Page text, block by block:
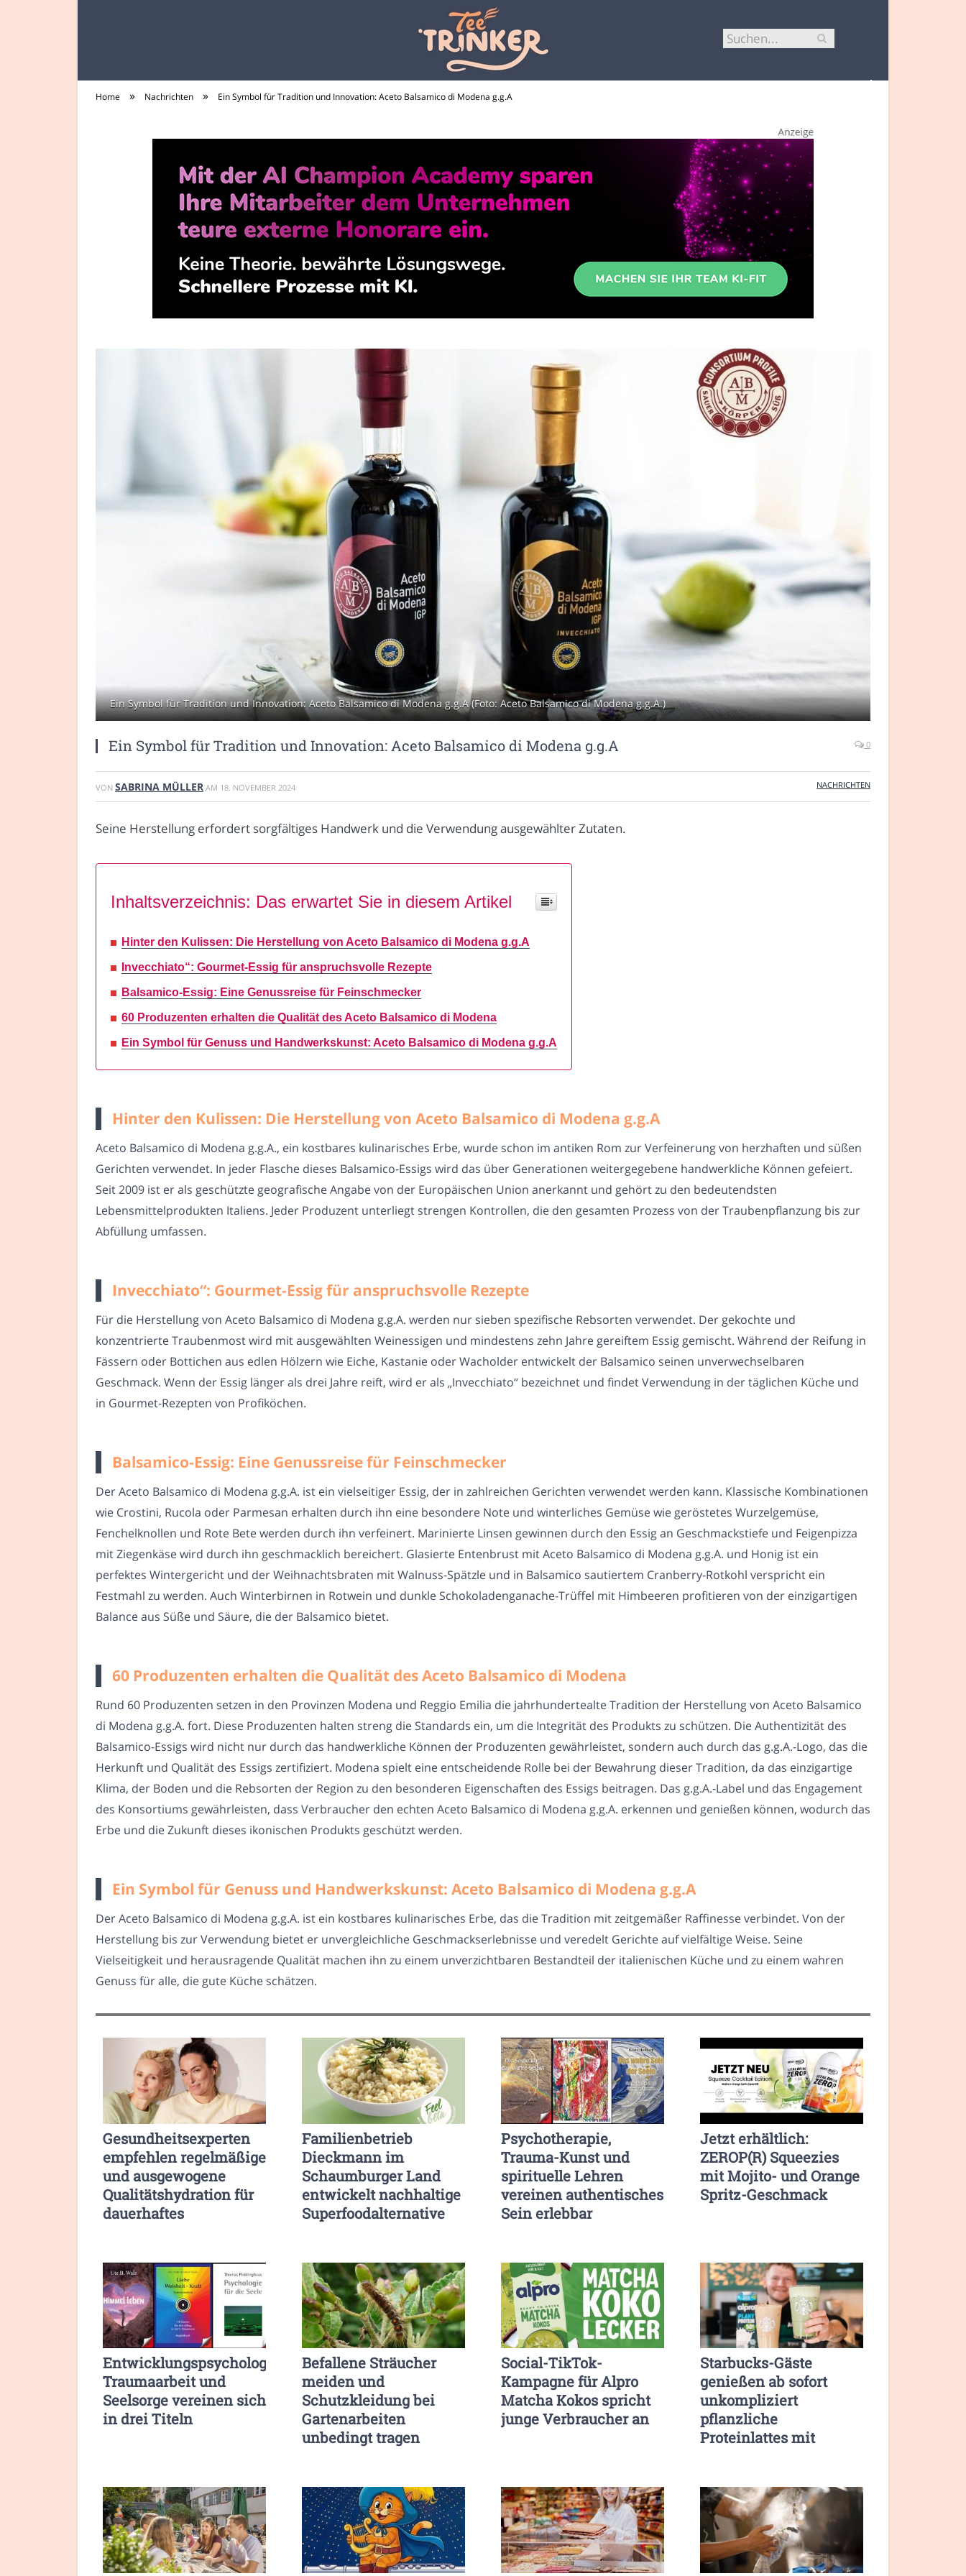
Home » Nachrichten » Ein Symbol für Tradition und Innovation: Aceto Balsamico di Modena g.g.A
Ein Symbol für Tradition und Innovation: Aceto Balsamico di Modena g.g.A (Foto: Aceto Balsamico di Modena g.g.A.)
Ein Symbol für Tradition und Innovation: Aceto Balsamico di Modena g.g.A 0
VON SABRINA MÜLLER AM 18. NOVEMBER 2024 NACHRICHTEN
Seine Herstellung erfordert sorgfältiges Handwerk und die Verwendung ausgewählter Zutaten.
Inhaltsverzeichnis: Das erwartet Sie in diesem Artikel
Hinter den Kulissen: Die Herstellung von Aceto Balsamico di Modena g.g.A
Invecchiato“: Gourmet-Essig für anspruchsvolle Rezepte
Balsamico-Essig: Eine Genussreise für Feinschmecker
60 Produzenten erhalten die Qualität des Aceto Balsamico di Modena
Ein Symbol für Genuss und Handwerkskunst: Aceto Balsamico di Modena g.g.A
Hinter den Kulissen: Die Herstellung von Aceto Balsamico di Modena g.g.A
Aceto Balsamico di Modena g.g.A., ein kostbares kulinarisches Erbe, wurde schon im antiken Rom zur Verfeinerung von herzhaften und süßen
Gerichten verwendet. In jeder Flasche dieses Balsamico-Essigs wird das über Generationen weitergegebene handwerkliche Können gefeiert.
Seit 2009 ist er als geschützte geografische Angabe von der Europäischen Union anerkannt und gehört zu den bedeutendsten
Lebensmittelprodukten Italiens. Jeder Produzent unterliegt strengen Kontrollen, die den gesamten Prozess von der Traubenpflanzung bis zur
Abfüllung umfassen.
Invecchiato“: Gourmet-Essig für anspruchsvolle Rezepte
Für die Herstellung von Aceto Balsamico di Modena g.g.A. werden nur sieben spezifische Rebsorten verwendet. Der gekochte und
konzentrierte Traubenmost wird mit ausgewählten Weinessigen und mindestens zehn Jahre gereiftem Essig gemischt. Während der Reifung in
Fässern oder Bottichen aus edlen Hölzern wie Eiche, Kastanie oder Wacholder entwickelt der Balsamico seinen unverwechselbaren
Geschmack. Wenn der Essig länger als drei Jahre reift, wird er als „Invecchiato“ bezeichnet und findet Verwendung in der täglichen Küche und
in Gourmet-Rezepten von Profiköchen.
Balsamico-Essig: Eine Genussreise für Feinschmecker
Der Aceto Balsamico di Modena g.g.A. ist ein vielseitiger Essig, der in zahlreichen Gerichten verwendet werden kann. Klassische Kombinationen
wie Crostini, Rucola oder Parmesan erhalten durch ihn eine besondere Note und winterliches Gemüse wie geröstetes Wurzelgemüse,
Fenchelknollen und Rote Bete werden durch ihn verfeinert. Marinierte Linsen gewinnen durch den Essig an Geschmackstiefe und Feigenpizza
mit Ziegenkäse wird durch ihn geschmacklich bereichert. Glasierte Entenbrust mit Aceto Balsamico di Modena g.g.A. und Honig ist ein
perfektes Wintergericht und der Weihnachtsbraten mit Walnuss-Spätzle und in Balsamico sautiertem Cranberry-Rotkohl verspricht ein
Festmahl zu werden. Auch Winterbirnen in Rotwein und dunkle Schokoladenganache-Trüffel mit Himbeeren profitieren von der einzigartigen
Balance aus Süße und Säure, die der Balsamico bietet.
60 Produzenten erhalten die Qualität des Aceto Balsamico di Modena
Rund 60 Produzenten setzen in den Provinzen Modena und Reggio Emilia die jahrhundertealte Tradition der Herstellung von Aceto Balsamico
di Modena g.g.A. fort. Diese Produzenten halten streng die Standards ein, um die Integrität des Produkts zu schützen. Die Authentizität des
Balsamico-Essigs wird nicht nur durch das handwerkliche Können der Produzenten gewährleistet, sondern auch durch das g.g.A.-Logo, das die
Herkunft und Qualität des Essigs zertifiziert. Modena spielt eine entscheidende Rolle bei der Bewahrung dieser Tradition, da das einzigartige
Klima, der Boden und die Rebsorten der Region zu den besonderen Eigenschaften des Essigs beitragen. Das g.g.A.-Label und das Engagement
des Konsortiums gewährleisten, dass Verbraucher den echten Aceto Balsamico di Modena g.g.A. erkennen und genießen können, wodurch das
Erbe und die Zukunft dieses ikonischen Produkts geschützt werden.
Ein Symbol für Genuss und Handwerkskunst: Aceto Balsamico di Modena g.g.A
Der Aceto Balsamico di Modena g.g.A. ist ein kostbares kulinarisches Erbe, das die Tradition mit zeitgemäßer Raffinesse verbindet. Von der
Herstellung bis zur Verwendung bietet er unvergleichliche Geschmackserlebnisse und veredelt Gerichte auf vielfältige Weise. Seine
Vielseitigkeit und herausragende Qualität machen ihn zu einem unverzichtbaren Bestandteil der italienischen Küche und zu einem wahren
Genuss für alle, die gute Küche schätzen.
Gesundheitsexperten
empfehlen regelmäßige
und ausgewogene
Qualitätshydration für
dauerhaftes
Familienbetrieb
Dieckmann im
Schaumburger Land
entwickelt nachhaltige
Superfoodalternative
Psychotherapie,
Trauma-Kunst und
spirituelle Lehren
vereinen authentisches
Sein erlebbar
Jetzt erhältlich:
ZEROP(R) Squeezies
mit Mojito- und Orange
Spritz-Geschmack
Entwicklungspsychologie,
Traumaarbeit und
Seelsorge vereinen sich
in drei Titeln
Befallene Sträucher
meiden und
Schutzkleidung bei
Gartenarbeiten
unbedingt tragen
Social-TikTok-
Kampagne für Alpro
Matcha Kokos spricht
junge Verbraucher an
Starbucks-Gäste
genießen ab sofort
unkompliziert
pflanzliche
Proteinlattes mit